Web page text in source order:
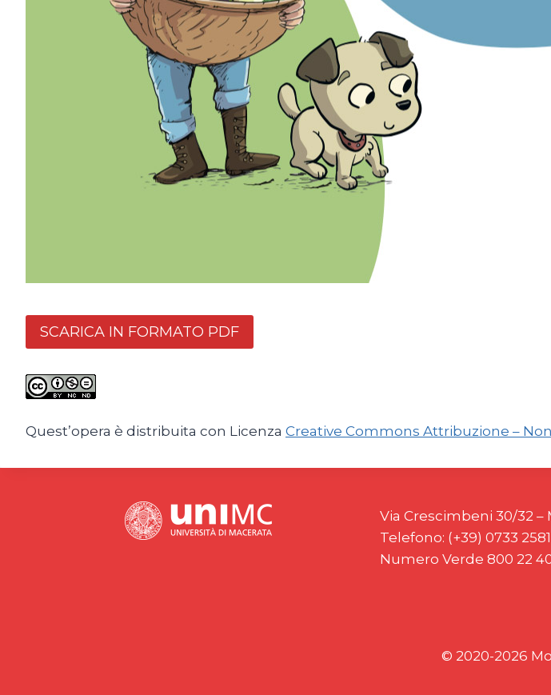
SCARICA IN FORMATO PDF
Quest’opera è distribuita con Licenza Creative Commons Attribuzione –
Via Crescimbeni 30/32 –
Telefono: (+39) 0733 2581
Numero Verde 800 22 40
© 2020-2026